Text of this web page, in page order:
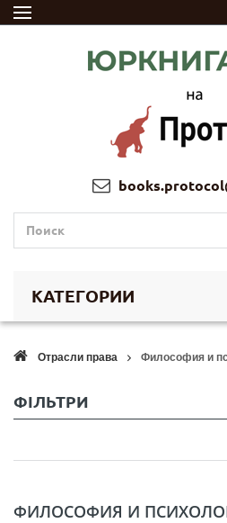
КАТЕГОРИИ
Отрасли права Философия и
ФІЛЬТРИ
ФИЛОСОФИЯ И